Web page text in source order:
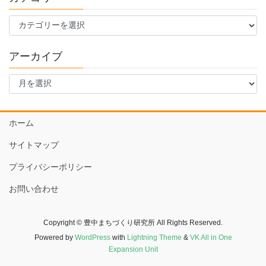
テ
リ
ー
アーカイブ
ア
イ
ブ
ホーム
サイトマップ
プライバシーポリシー
お問い合わせ
Copyright © 豊中まちづくり研究所 All Rights Reserved.
Powered by WordPresswith Lightning Theme & VK All in One
Expansion Unit